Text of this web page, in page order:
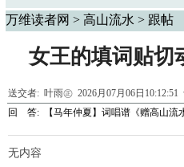
万维读者网 > 高山流水 > 跟帖
女王的填词贴切
送交者: 叶雨㊣ 2026月07月06日
回 答:
【马年仲夏】词唱谱《赠高山
无内容